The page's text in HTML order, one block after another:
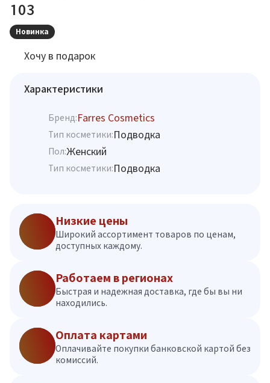
103
Новинка
Хочу в подарок
Характеристики
Бренд:Farres Cosmetics
Тип косметики:Подводка
Пол:Женский
Тип косметики:Подводка
Низкие цены
Широкий ассортимент товаров по ценам,
доступных каждому.
Работаем в регионах
Быстрая и надежная доставка, где бы вы ни
находились.
Оплата картами
Оплачивайте покупки банковской картой без
комиссий.